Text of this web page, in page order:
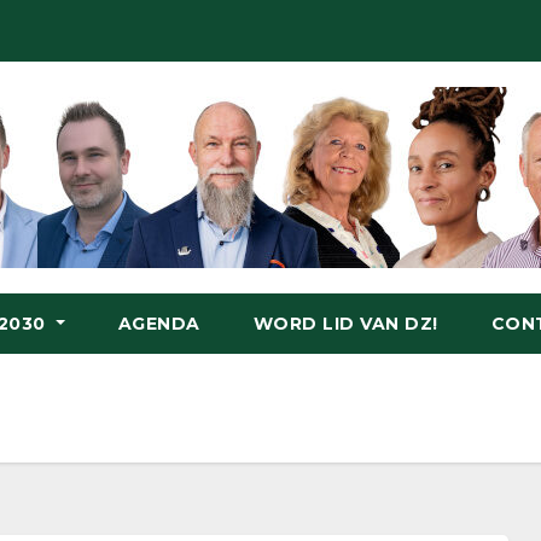
AGENDA WORD LID VAN DZ!